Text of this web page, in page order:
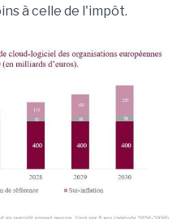
à celle de l'impôt.